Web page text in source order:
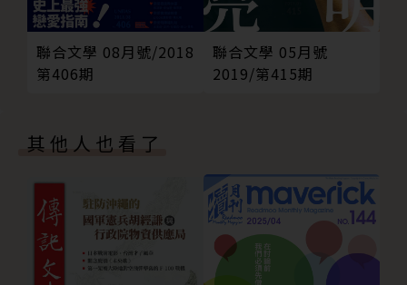
聯合文學 08月號/2018
第406期
聯合文學 05月號
2019/第415期
其他人也看了